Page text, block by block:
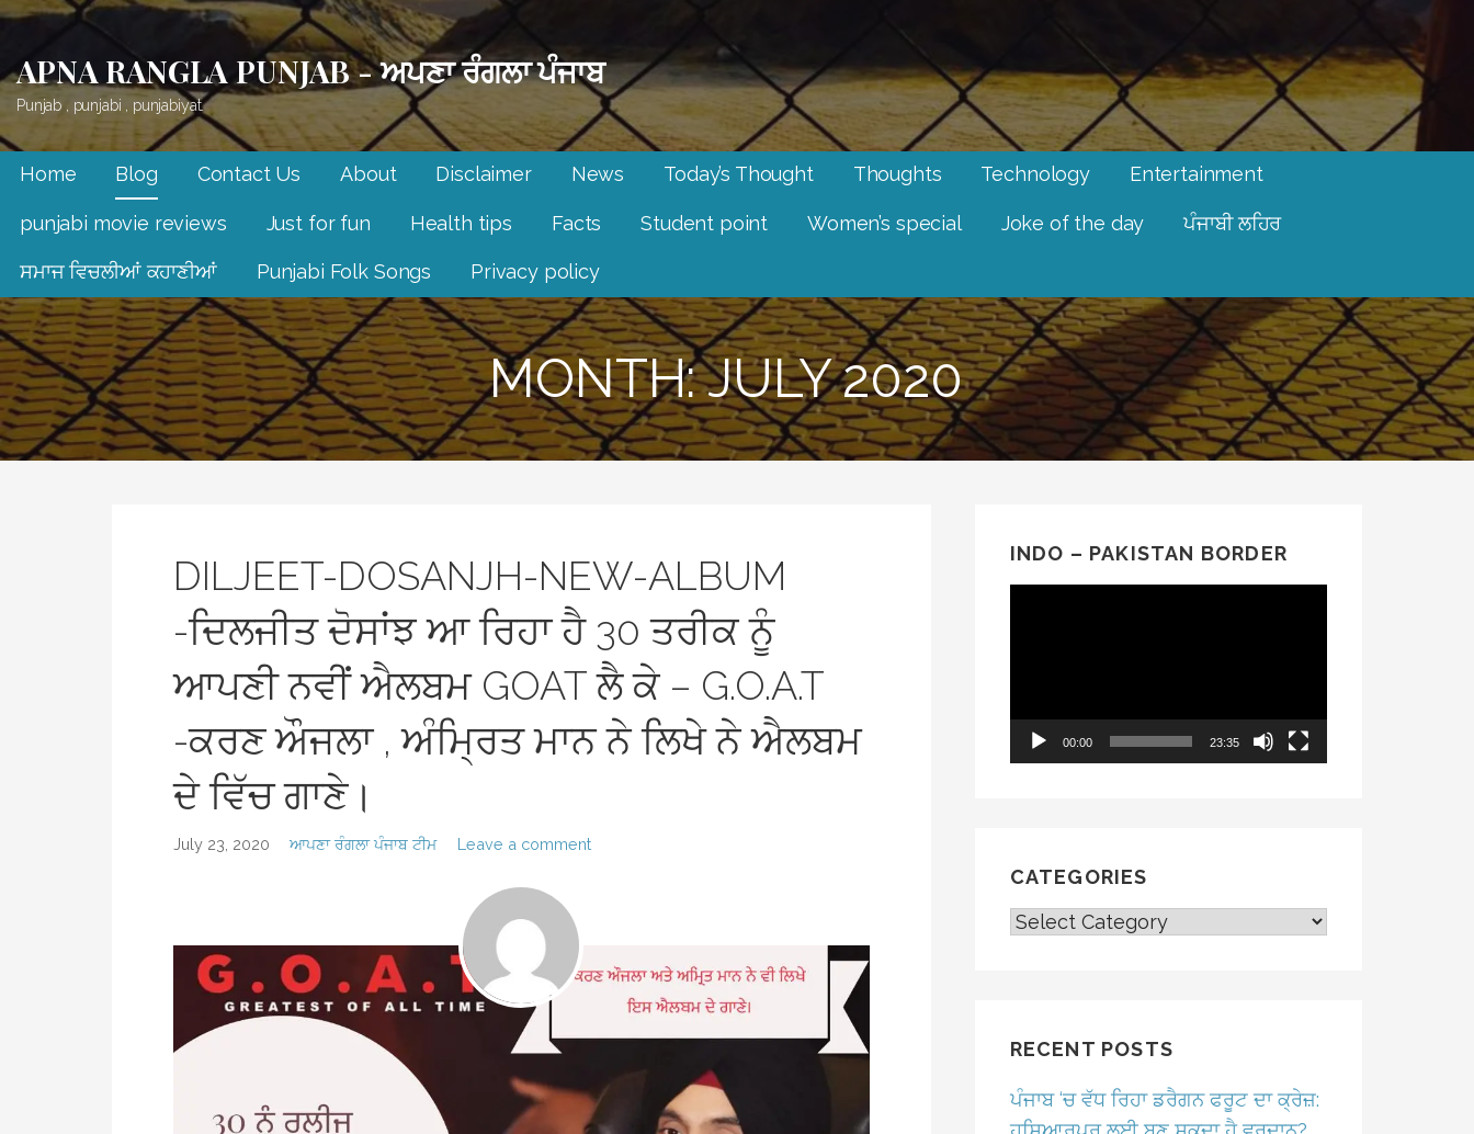
Skip
content
APNA RANGLA PUNJAB - ਅਪਣਾ ਰੰਗਲਾ ਪੰਜਾਬ
Punjab , punjabi , punjabiyat.
Home Blog Contact Us About Disclaimer News Today’s Thought Thoughts Technology Entertainment
punjabi movie reviews Just for fun Health tips Facts Student point Women’s special Joke of the day ਪੰਜਾਬੀ ਲਹਿਰ
ਸਮਾਜ ਵਿਚਲੀਆਂ ਕਹਾਣੀਆਂ Punjabi Folk Songs Privacy policy
MONTH: JULY 2020
DILJEET-DOSANJH-NEW-ALBUM
-ਦਿਲਜੀਤ ਦੋਸਾਂਝ ਆ ਰਿਹਾ ਹੈ 30 ਤਰੀਕ ਨੂੰ
ਆਪਣੀ ਨਵੀਂ ਐਲਬਮ GOAT ਲੈ ਕੇ – G.O.A.T
-ਕਰਣ ਔਜਲਾ , ਅੰਮ੍ਰਿਤ ਮਾਨ ਨੇ ਲਿਖੇ ਨੇ ਐਲਬਮ
ਦੇ ਵਿੱਚ ਗਾਣੇ।
July 23, 2020 ਆਪਣਾ ਰੰਗਲਾ ਪੰਜਾਬ ਟੀਮ Leave a comment
INDO – PAKISTAN BORDER
00:00 23:35
CATEGORIES
CATEGORIES
RECENT POSTS
ਪੰਜਾਬ ‘ਚ ਵੱਧ ਰਿਹਾ ਡਰੈਗਨ ਫਰੂਟ ਦਾ ਕ੍ਰੇਜ਼: